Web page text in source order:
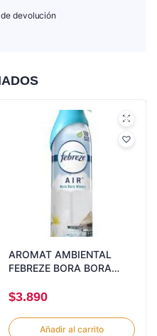
devolución
AROMAT AMBIENTAL
FEBREZE BORA BORA
$3.890
Añadir al carrito